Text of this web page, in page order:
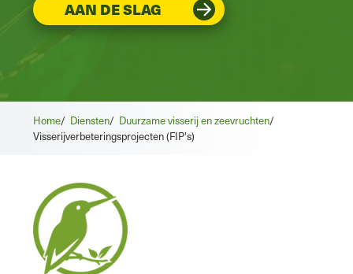
AAN DE SLAG
Home/ Diensten/ Duurzame visserij en zeevruchten/
Visserijverbeteringsprojecten (FIP's)